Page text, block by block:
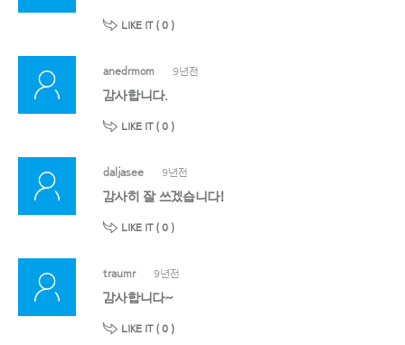
LIKE IT ( 0 )
anedrmom 9년전
감사합니다.
LIKE IT ( 0 )
daljasee 9년전
감사히 잘 쓰겠습니다!
LIKE IT ( 0 )
traumr 9년전
감사합니다~
LIKE IT ( 0 )